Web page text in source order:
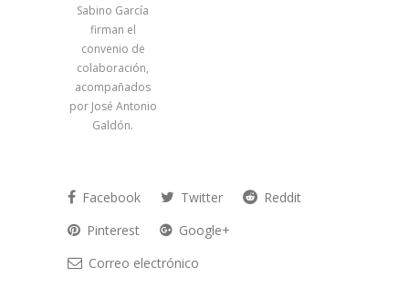
Sabino García
firman el
convenio de
colaboración,
acompañados
por José Antonio
Galdón.
Facebook Twitter
Reddit
Pinterest
Google+
Correo electrónico